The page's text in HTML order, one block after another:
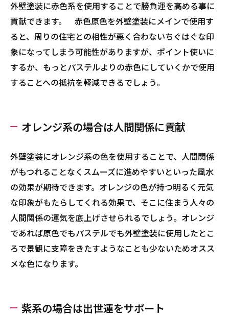
外壁塗装に赤色系を使用することで勝負運を高める事に
貢献できます。 赤色原色を外壁塗装にメインで使用す
ると、周りの住宅との相性が悪く合わないちぐはぐな印
象になってしまう可能性がありますが、ポイント使いに
するか、もっとパステルよりの赤色にしていくかで使用
することへの抵抗を軽減できるでしょう。
オレンジ系の場合は人間関係に貢献
外壁塗装にオレンジ系の色を使用することで、人間関係
がもつれることなくスムーズに進めやすいといった風水
の効果が期待できます。オレンジの色が持つ明るく元気
な印象がもたらしてくれる効果で、そこに住まう人々の
人間関係の運気を底上げさせられるでしょう。オレンジ
であれば原色でもパステルでも外壁塗装に使用したとこ
ろで景観に支障をきたすようなことも少ないためオスス
メな色になります。
紫系の場合は出世運をサポート